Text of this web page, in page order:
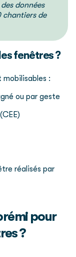
données
chantiers de
fenêtres ?
:
ou par geste
réalisés par
pour
?